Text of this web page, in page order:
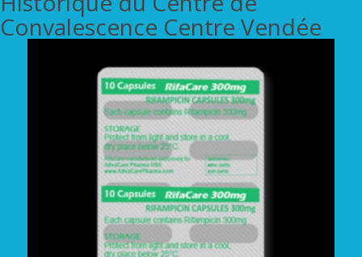
Convalescence Centre Vendée